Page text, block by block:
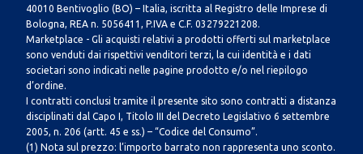
40010 Bentivoglio (BO) – Italia, iscritta al Registro delle Imprese di
Bologna, REA n. 5056411, P.IVA e C.F. 03279221208.
Marketplace - Gli acquisti relativi a prodotti offerti sul marketplace
sono venduti dai rispettivi venditori terzi, la cui identità e i dati
societari sono indicati nelle pagine prodotto e/o nel riepilogo
d’ordine.
I contratti conclusi tramite il presente sito sono contratti a distanza
disciplinati dal Capo I, Titolo III del Decreto Legislativo 6 settembre
2005, n. 206 (artt. 45 e ss.) – “Codice del Consumo”.
(1) Nota sul prezzo: l’importo barrato non rappresenta uno sconto.